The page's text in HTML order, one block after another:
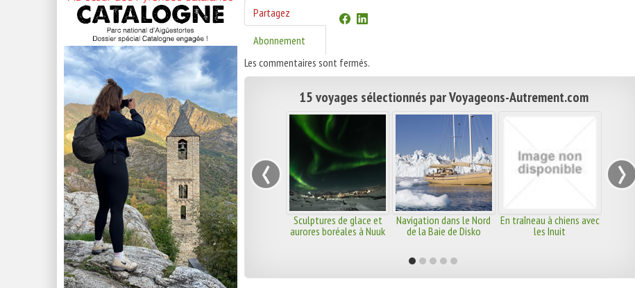
Partagez
Abonnement
Les commentaires sont fermés.
15 voyages sélectionnés par Voyageons-Autrement.com
Sculptures de glace et
aurores boréales à Nuuk
Navigation dans le Nord
de la Baie de Disko
En traîneau à chiens avec
les Inuit
‹ ›